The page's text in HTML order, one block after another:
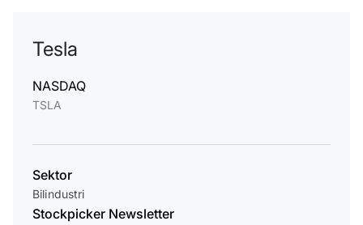
Tesla
NASDAQ
TSLA
Sektor
Bilindustri
Stockpicker Newsletter